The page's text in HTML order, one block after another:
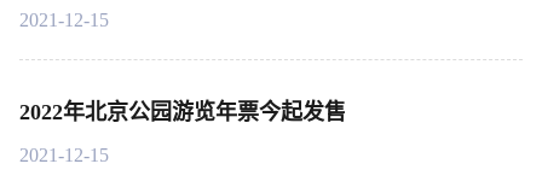
2021-12-15
2022年北京公园游览年票今起发售
2021-12-15